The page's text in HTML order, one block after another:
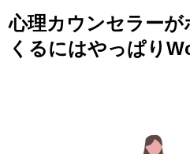
心理カウンセラー
くるにはやっぱり